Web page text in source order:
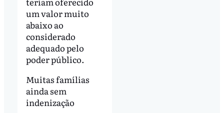
um valor muito
abaixo ao
considerado
adequado pelo
poder público.
Muitas famílias
ainda sem
indenização